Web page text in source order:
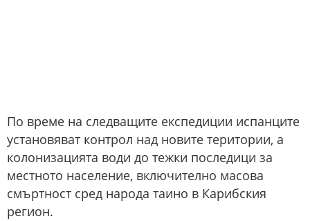
По време на следващите експедиции испанците
установяват контрол над новите територии, а
колонизацията води до тежки последици за
местното население, включително масова
смъртност сред народа таино в Карибския
регион.